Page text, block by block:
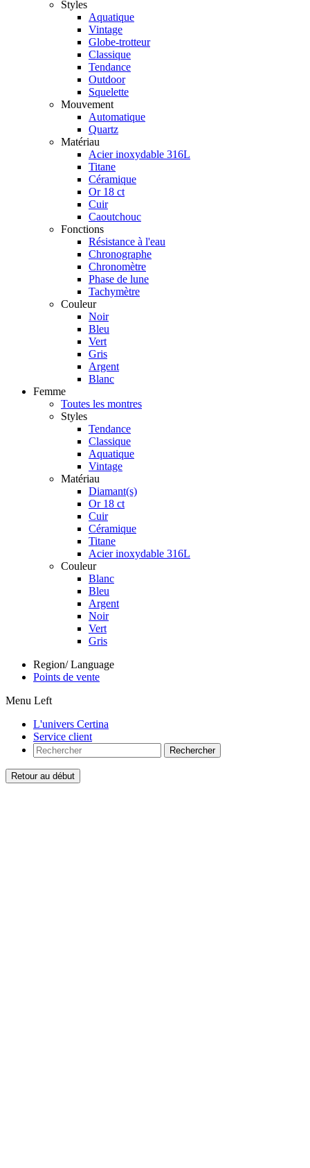
Styles
Aquatique
Vintage
Globe-trotteur
Classique
Tendance
Outdoor
Squelette
Mouvement
Automatique
Quartz
Matériau
Acier inoxydable 316L
Titane
Céramique
Or 18 ct
Cuir
Caoutchouc
Fonctions
Résistance à l'eau
Chronographe
Chronomètre
Phase de lune
Tachymètre
Couleur
Noir
Bleu
Vert
Gris
Argent
Blanc
Femme
Toutes les montres
Styles
Tendance
Classique
Aquatique
Vintage
Matériau
Diamant(s)
Or 18 ct
Cuir
Céramique
Titane
Acier inoxydable 316L
Couleur
Blanc
Bleu
Argent
Noir
Vert
Gris
Region/ Language
Points de vente
Menu Left
L'univers Certina
Service client
Rechercher
Retour au début